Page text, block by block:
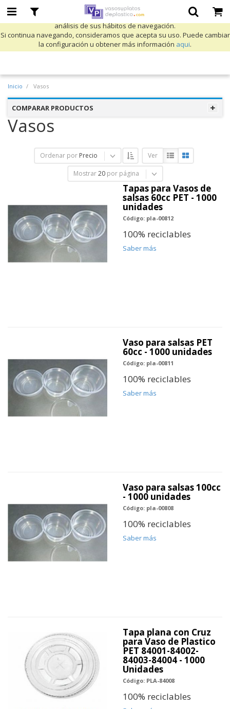
Utilizamos cookies propias y de terceros para mejorar nuestros servicios
y mostrarle publicidad relacionada con sus preferencias mediante el
análisis de sus hábitos de navegación.
Si continua navegando, consideramos que acepta su uso. Puede cambiar
la configuración u obtener más información aqui.
Inicio Vasos
COMPARAR PRODUCTOS
Vasos
Ordenar por Precio Ver
Mostrar 20 por página
Tapas para Vasos de
salsas 60cc PET - 1000
unidades
Código: pla-00812
100% reciclables
Saber más
Vaso para salsas PET
60cc - 1000 unidades
Código: pla-00811
100% reciclables
Saber más
Vaso para salsas 100cc
- 1000 unidades
Código: pla-00808
100% reciclables
Saber más
Tapa plana con Cruz
para Vaso de Plastico
PET 84001-84002-
84003-84004 - 1000
Unidades
Código: PLA-84008
100% reciclables